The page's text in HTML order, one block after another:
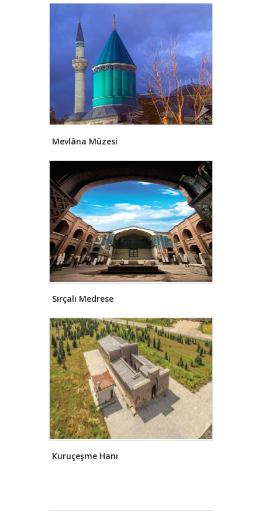
yapılan kazılarda Frig, Helenistik,
Roma, Bizans, Selçuklu ve Osmanlı
yerleşimlerine ait bulgular elde
edilmiştir. Tarih devirlerinde Anadolu
ve Suriye topraklarında büyük bir
imparatorluk kuran Hititler, Konya'ya
da hâkim olmuşlardır. M.Ö.VIII. ve
VIII. yüzyıllarda ise Frigler zamanında
surlarla çevrilmiş İç Kale’de (Alâaddin
Tepesi'nde) gelişen Konya (Kavania)
bir kale-kent hâline gelmiştir.
Frigler'den sonra Lidyalılar'ın
egemenliğine giren Konya, daha
sonra M.Ö.4. yüzyılda Persler ve
M.Ö.2. yüzyılda da Büyük İskender,
Selevkoslar ve Bergama krallığının
istilâsına uğramıştır. M.S.395’te
Anadolu'da Roma hakimiyeti
sağlanınca Konya, İconium olarak
varlığını korumuştur. Arapların Kuniya
diye adlandırdıkları kentin adı
Selçuklu ve Osmanlı dönemlerinde
bir daha değişmemiş ve günümüze
Konya, neolitik çağdan günümüze
yeri olarak çağlar boyunca önemli
medeniyetlere ev sahipliği yapmıştır.
Böylece kent farklı toplumların farklı
üretim ve yapım teknikleri ile
meydana getirdikleri birçok sanat
eserine sahip olmuştur. Konya'da
Mısırlılardan önce hiyeroglif yazının
kullanıldığı tarihte (M.Ö.3500) ilk ev
mimarî ve ilk kutsal yapı kalıntılarına
rastlanmaktadır. Hıristiyanlık
devrinde ait Anadolu'daki en eski
Hıristiyan yerleşimine ve en eski
kiliselerine de bu bölgede
dönemine kadar uzanmaktadır ve ilk
Mevlâna Müzesi
Sırçalı Medrese
Kuruçeşme Hanı